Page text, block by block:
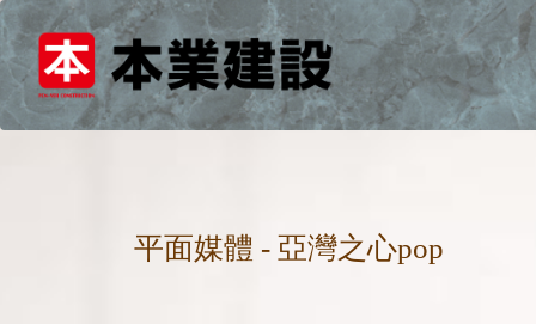
平面媒體 - 亞灣之心pop